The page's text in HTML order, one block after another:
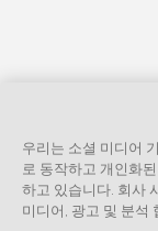
우리는 소셜 미디어
로 동작하고 개인화
하고 있습니다. 회사
미디어, 광고 및 분석